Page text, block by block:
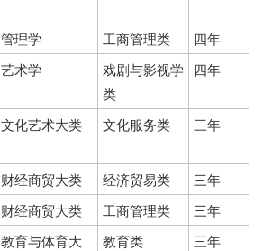
管理学 工商管理类
四年
艺术学
戏剧与影视学
类
四年
文化艺术大类 文化服务类 三年
财经商贸大类 经济贸易类
三年
财经商贸大类 工商管理类
三年
教育与体育大
教育类 三年